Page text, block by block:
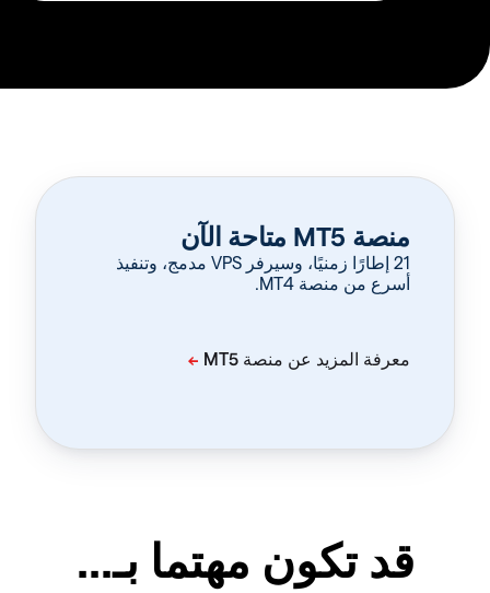
منصة MT5 متاحة الآن
‏21 إطارًا زمنيًا، وسيرفر VPS مدمج، وتنفيذ
أسرع من منصة MT4.
قد تكون مهتما بـ...